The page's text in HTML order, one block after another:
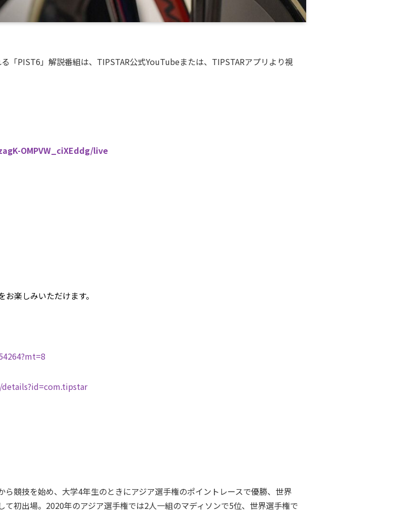
「PIST6」解説番組は、TIPSTAR公式YouTubeまたは、TIPSTARアプリより視
OMPVW_ciXEddg/live
楽しみいただけます。
競技を始め、大学4年生のときにアジア選手権のポイントレースで優勝、世界
初出場。2020年のアジア選手権では2人一組のマディソンで5位、世界選手権で